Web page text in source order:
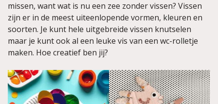
missen, want wat is nu een zee zonder vissen? Vissen
zijn er in de meest uiteenlopende vormen, kleuren en
soorten. Je kunt hele uitgebreide vissen knutselen
maar je kunt ook al een leuke vis van een wc-rolletje
maken. Hoe creatief ben jij?